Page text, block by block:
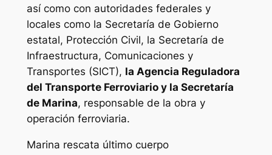
así como con autoridades federales y
locales como la Secretaría de Gobierno
estatal, Protección Civil, la Secretaría de
Infraestructura, Comunicaciones y
Transportes (SICT), la Agencia Reguladora
del Transporte Ferroviario y la Secretaría
de Marina, responsable de la obra y
operación ferroviaria.
Marina rescata último cuerpo